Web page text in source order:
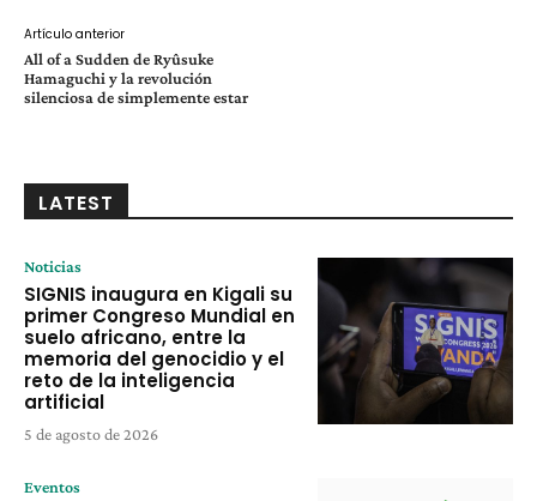
Artículo anterior
All of a Sudden de Ryûsuke
Hamaguchi y la revolución
silenciosa de simplemente estar
LATEST
Noticias
SIGNIS inaugura en Kigali su
primer Congreso Mundial en
suelo africano, entre la
memoria del genocidio y el
reto de la inteligencia
artificial
5 de agosto de 2026
Eventos